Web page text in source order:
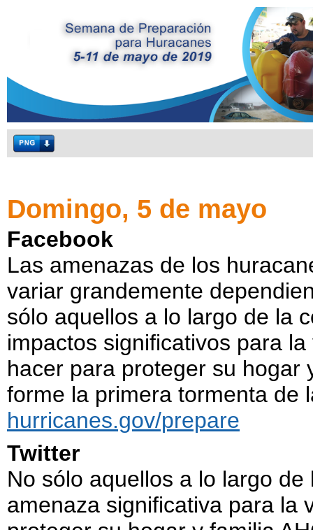
Domingo, 5 de mayo
Facebook
Las amenazas de los
variar grandemente
sólo aquellos a lo largo de la
impactos significativos para
hacer para proteger su hogar
forme la primera tormenta de
hurricanes.gov/prepare
Twitter
No sólo aquellos a lo largo
amenaza significativa para la